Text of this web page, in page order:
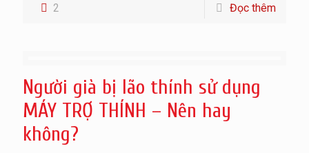
2 Đọc thêm
Người già bị lão thính sử dụng
MÁY TRỢ THÍNH – Nên hay
không?